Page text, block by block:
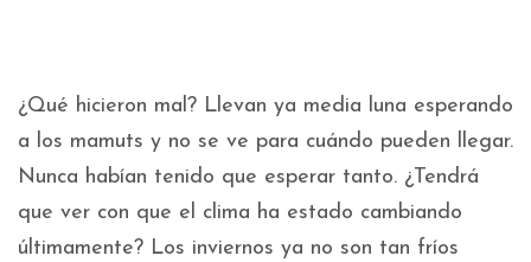
¿Qué hicieron mal? Llevan ya media luna esperando
a los mamuts y no se ve para cuándo pueden llegar.
Nunca habían tenido que esperar tanto. ¿Tendrá
que ver con que el clima ha estado cambiando
últimamente? Los inviernos ya no son tan fríos